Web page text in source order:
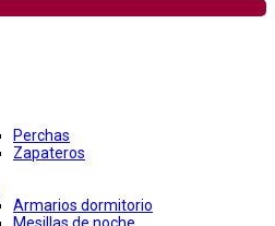
Perchas
Zapateros
Armarios dormitorio